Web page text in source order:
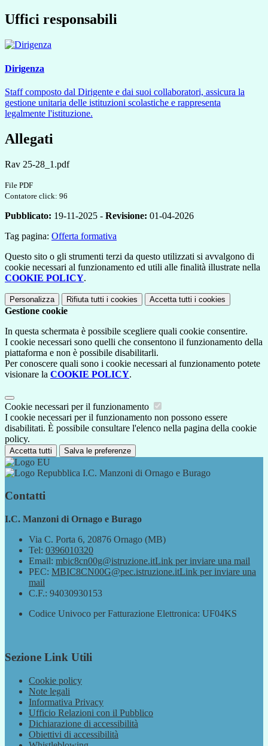
Uffici responsabili
Dirigenza
Staff composto dal Dirigente e dai suoi collaboratori, assicura la
gestione unitaria delle istituzioni scolastiche e rappresenta
legalmente l'istituzione.
Allegati
Rav 25-28_1.pdf
File PDF
Contatore click: 96
Pubblicato: 19-11-2025 - Revisione: 01-04-2026
Tag pagina: Offerta formativa
Questo sito o gli strumenti terzi da questo utilizzati si avvalgono di
cookie necessari al funzionamento ed utili alle finalità illustrate nella
COOKIE POLICY.
Personalizza Rifiuta tutti i cookies Accetta tutti i cookies
Gestione cookie
In questa schermata è possibile scegliere quali cookie consentire.
I cookie necessari sono quelli che consentono il funzionamento della
piattaforma e non è possibile disabilitarli.
Per conoscere quali sono i cookie necessari al funzionamento potete
visionare la COOKIE POLICY.
Cookie necessari per il funzionamento
I cookie necessari per il funzionamento non possono essere
disabilitati. È possibile consultare l'elenco nella pagina della cookie
policy.
Accetta tutti Salva le preferenze
I.C. Manzoni di Ornago e Burago
Contatti
I.C. Manzoni di Ornago e Burago
Via C. Porta 6, 20876 Ornago (MB)
Tel: 0396010320
Email: mbic8cn00g@istruzione.itLink per inviare una mail
PEC: MBIC8CN00G@pec.istruzione.itLink per inviare una
mail
C.F.: 94030930153
Codice Univoco per Fatturazione Elettronica: UF04KS
Sezione Link Utili
Cookie policy
Note legali
Informativa Privacy
Ufficio Relazioni con il Pubblico
Dichiarazione di accessibilità
Obiettivi di accessibilità